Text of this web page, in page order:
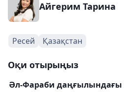
Айгерим Тарина
Ресей Қазақстан
Оқи отырыңыз
Әл-Фараби даңғылындағы